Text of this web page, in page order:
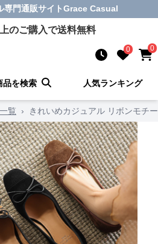
専門通販サイトGrace Casual
のご購入で送料無料
0 0
品を検索 人気ランキング
覧 › きれいめカジュアル リボンモチ